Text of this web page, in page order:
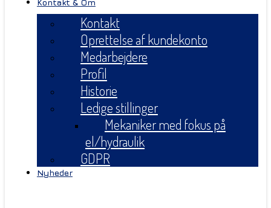
Kontakt & Om
Kontakt
Oprettelse af kundekonto
Medarbejdere
Profil
Historie
Ledige stillinger
Mekaniker med fokus på
el/hydraulik
GDPR
Nyheder